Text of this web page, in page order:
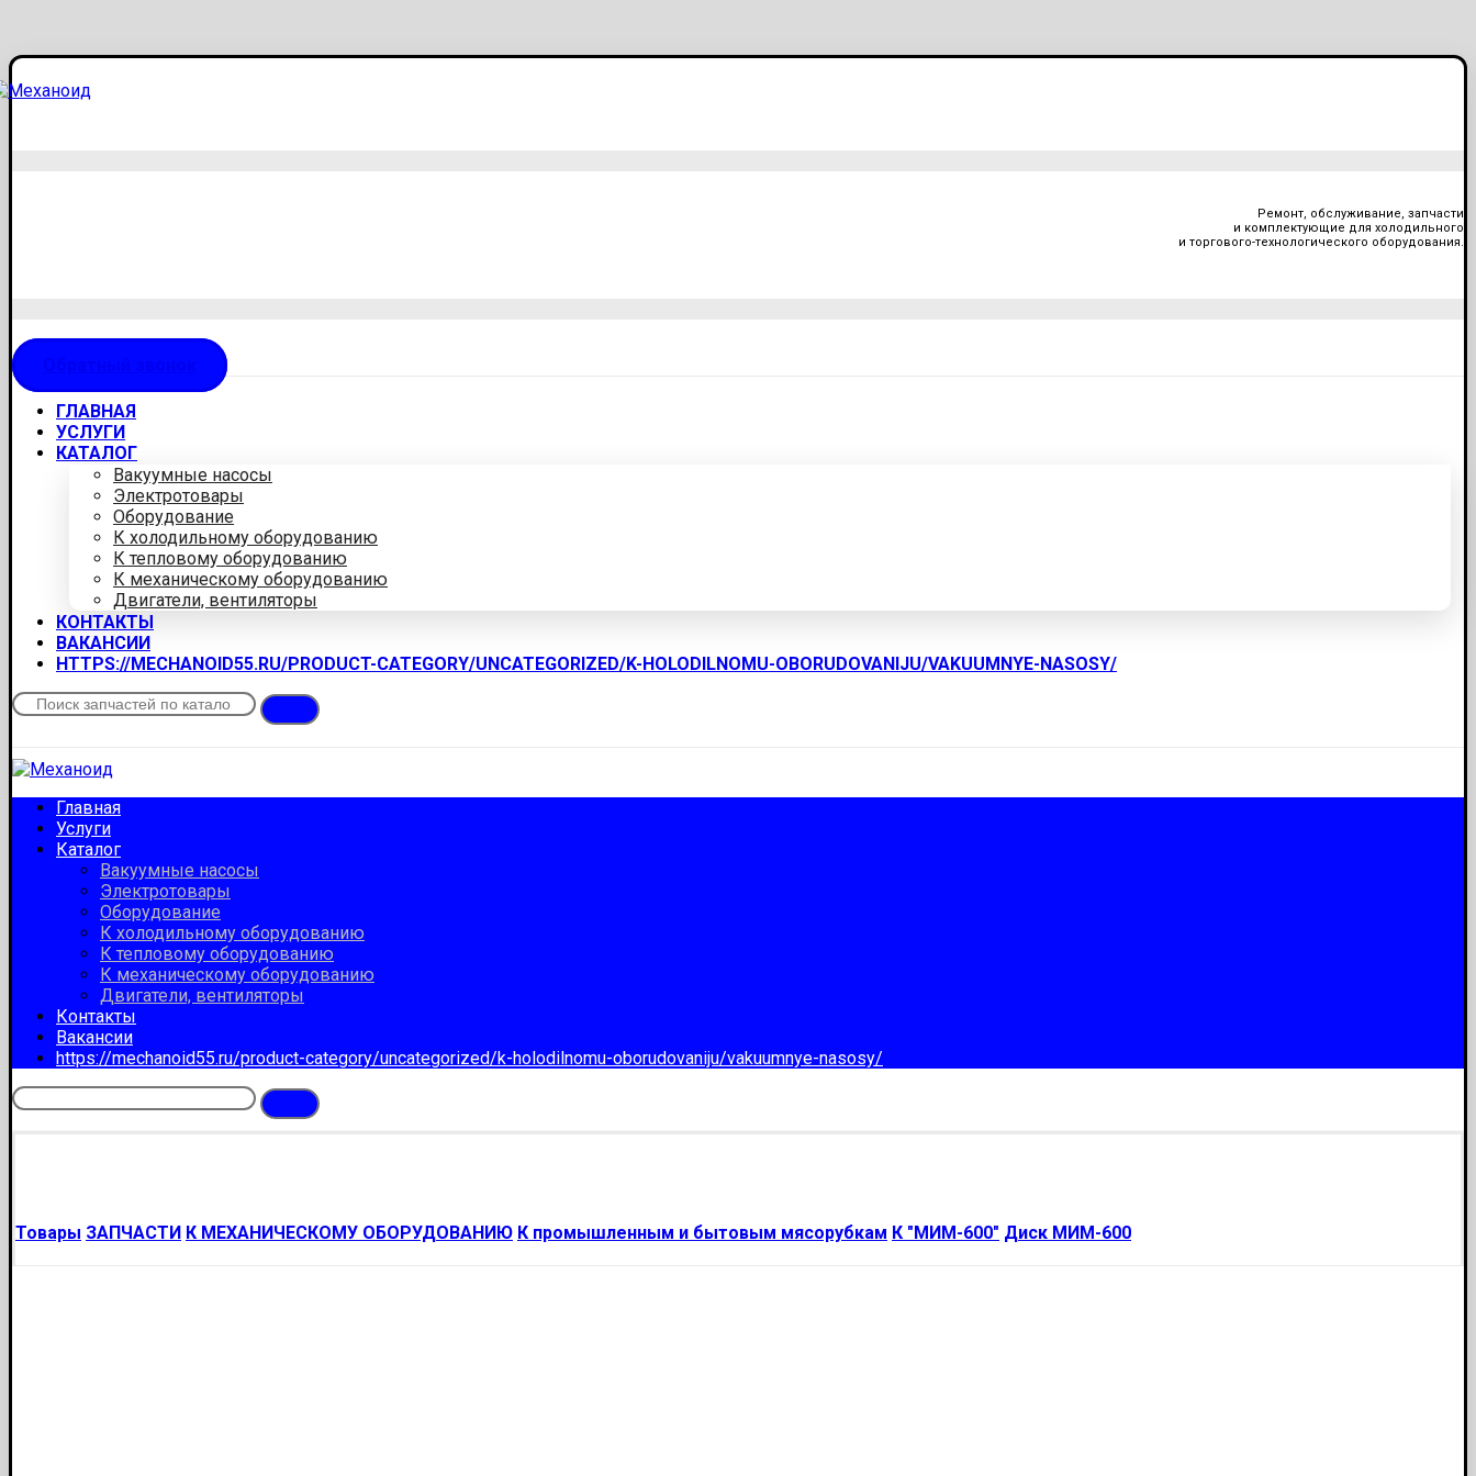
Ремонт, обслуживание, запчасти
и комплектующие для холодильного
и торгового-технологического оборудования.
ГЛАВНАЯ
УСЛУГИ
КАТАЛОГ
Вакуумные насосы
Электротовары
Оборудование
К холодильному оборудованию
К тепловому оборудованию
К механическому оборудованию
Двигатели, вентиляторы
КОНТАКТЫ
ВАКАНСИИ
HTTPS://MECHANOID55.RU/PRODUCT-CATEGORY/UNCATEGORIZED/K-HOLODILNOMU-OBORUDOVANIJU/VAKUUMNYE-NASOSY/
Главная
Услуги
Каталог
Вакуумные насосы
Электротовары
Оборудование
К холодильному оборудованию
К тепловому оборудованию
К механическому оборудованию
Двигатели, вентиляторы
Контакты
Вакансии
https://mechanoid55.ru/product-category/uncategorized/k-holodilnomu-oborudovaniju/vakuumnye-nasosy/
Товары ЗАПЧАСТИ К МЕХАНИЧЕСКОМУ ОБОРУДОВАНИЮ К промышленным и бытовым мясорубкам К "МИМ-600" Диск МИМ-600